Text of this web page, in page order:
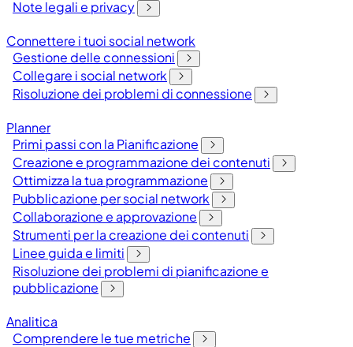
Note legali e privacy
Connettere i tuoi social network
Gestione delle connessioni
Collegare i social network
Risoluzione dei problemi di connessione
Planner
Primi passi con la Pianificazione
Creazione e programmazione dei contenuti
Ottimizza la tua programmazione
Pubblicazione per social network
Collaborazione e approvazione
Strumenti per la creazione dei contenuti
Linee guida e limiti
Risoluzione dei problemi di pianificazione e
pubblicazione
Analitica
Comprendere le tue metriche